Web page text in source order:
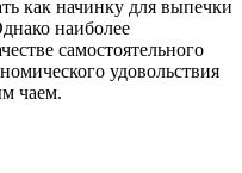
как начинку для выпечки
наиболее
самостоятельного
удовольствия
чаем.